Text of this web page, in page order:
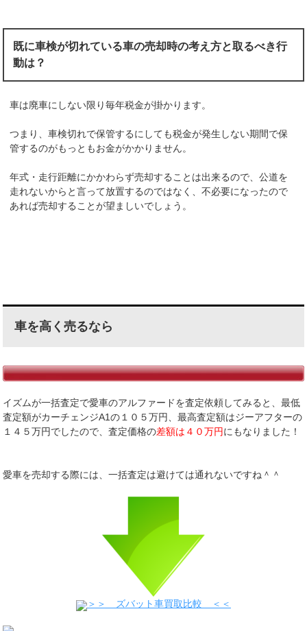
既に車検が切れている車の売却時の考え方と取るべき行
動は？
車は廃車にしない限り毎年税金が掛かります。
つまり、車検切れで保管するにしても税金が発生しない期間で保
管するのがもっともお金がかかりません。
年式・走行距離にかかわらず売却することは出来るので、公道を
走れないからと言って放置するのではなく、不必要になったので
あれば売却することが望ましいでしょう。
車を高く売るなら
イズムが一括査定で愛車のアルファードを査定依頼してみると、最低
査定額がカーチェンジA1の１０５万円、最高査定額はジーアフターの
１４５万円でしたので、査定価格の差額は４０万円にもなりました！
愛車を売却する際には、一括査定は避けては通れないですね＾＾
＞＞ ズバット車買取比較 ＜＜